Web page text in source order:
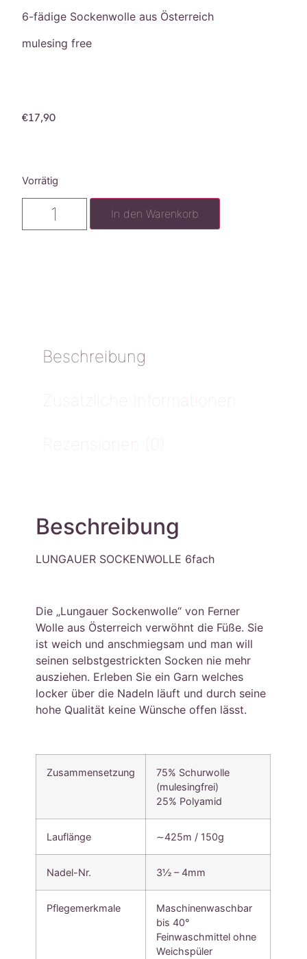
6-fädige Sockenwolle aus Österreich
mulesing free
€17,90
Vorrätig
In den Warenkorb
Beschreibung
Zusätzliche Informationen
Rezensionen (0)
Beschreibung
LUNGAUER SOCKENWOLLE 6fach
Die „Lungauer Sockenwolle“ von Ferner
Wolle aus Österreich verwöhnt die Füße. Sie
ist weich und anschmiegsam und man will
seinen selbstgestrickten Socken nie mehr
ausziehen. Erleben Sie ein Garn welches
locker über die Nadeln läuft und durch seine
hohe Qualität keine Wünsche offen lässt.
Zusammensetzung
75% Schurwolle
(mulesingfrei)
25% Polyamid
Lauflänge ∼425m / 150g
Nadel-Nr. 3½ – 4mm
Pflegemerkmale
Maschinenwaschbar
bis 40°
Feinwaschmittel ohne
Weichspüler